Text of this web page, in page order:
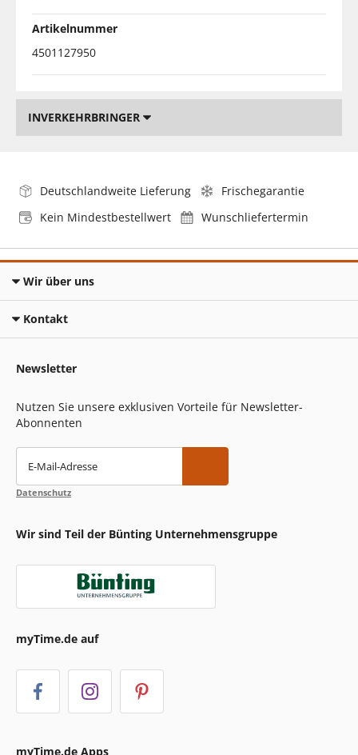
Artikelnummer
4501127950
INVERKEHRBRINGER
Deutschlandweite Lieferung
Frischegarantie
Kein Mindestbestellwert
Wunschliefertermin
Wir über uns
Kontakt
Newsletter
Nutzen Sie unsere exklusiven Vorteile für Newsletter-
Abonnenten
E-Mail-Adresse
Datenschutz
Wir sind Teil der Bünting Unternehmensgruppe
myTime.de auf
myTime.de Apps